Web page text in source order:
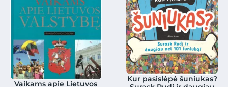
Vaikams apie Lietuvos
Kur pasislėpė šuniukas?